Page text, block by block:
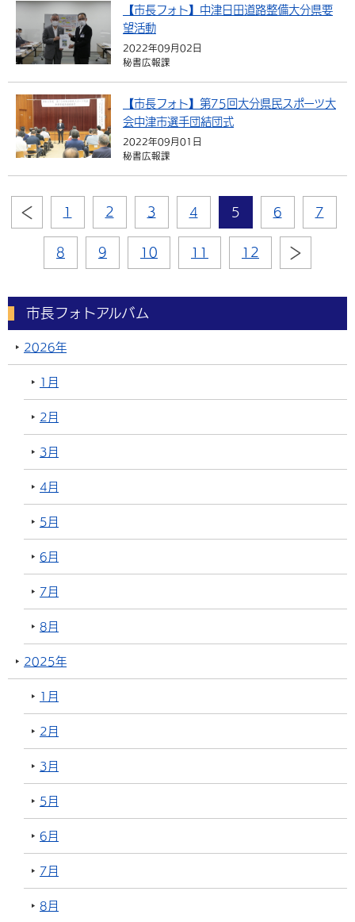
【市長フォト】中津日田道路整備大分県要
望活動
2022年09月02日
秘書広報課
【市長フォト】第75回大分県民スポーツ大
会中津市選手団結団式
2022年09月01日
秘書広報課
1 2 3 4 5 6 7
8 9 10 11 12
市長フォトアルバム
2026年
1月
2月
3月
4月
5月
6月
7月
8月
2025年
1月
2月
3月
5月
6月
7月
8月